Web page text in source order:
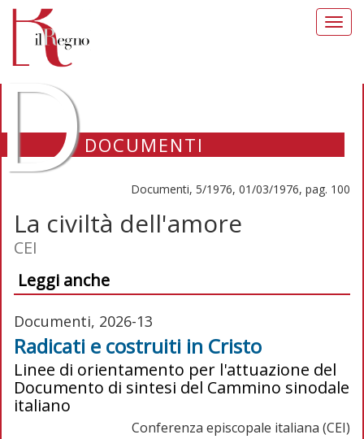
DOCUMENTI
Documenti, 5/1976, 01/03/1976, pag. 100
La civiltà dell'amore
CEI
Leggi anche
Documenti, 2026-13
Radicati e costruiti in Cristo
Linee di orientamento per l'attuazione del
Documento di sintesi del Cammino sinodale
italiano
Conferenza episcopale italiana (CEI)